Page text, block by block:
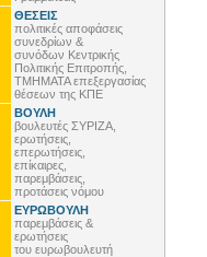
ΘΕΣΕΙΣ
πολιτικές αποφάσεις
συνεδρίων &
συνόδων Κεντρικής
Πολιτικής Επιτροπής,
ΤΜΗΜΑΤΑ επεξεργασίας
θέσεων της ΚΠΕ
ΒΟΥΛΗ
βουλευτές ΣΥΡΙΖΑ,
ερωτήσεις,
επερωτήσεις,
επίκαιρες,
παρεμβάσεις,
προτάσεις νόμου
ΕΥΡΩΒΟΥΛΗ
παρεμβάσεις &
ερωτήσεις
του ευρωβουλευτή